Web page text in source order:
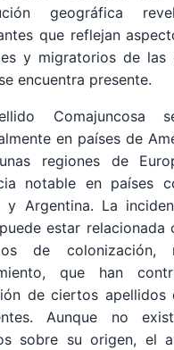
geográfica
que reflejan
y migratorios de las
encuentra presente.
Comajuncosa
en países de
regiones de
notable en países
y Argentina. La
estar relacionada
de colonización,
que han
de ciertos apellidos
Aunque no
sobre su origen, el